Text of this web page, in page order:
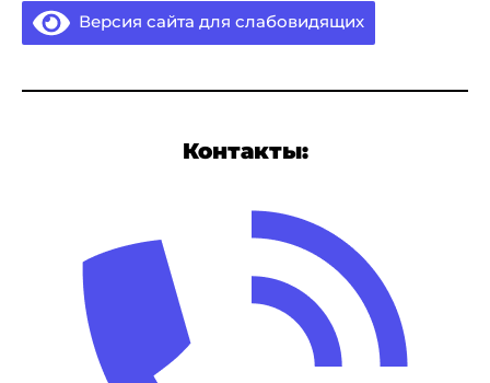
Версия сайта для слабовидящих
Контакты: